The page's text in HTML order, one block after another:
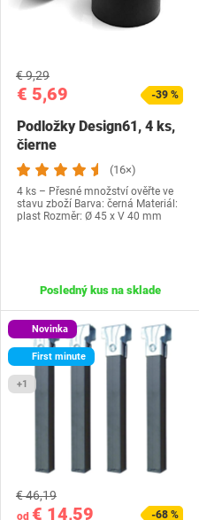
€ 5,69
€ 9,29
-39 %
Podložky Design61, 4 ks,
čierne
(16×)
4 ks – Přesné množství ověřte ve
stavu zboží Barva: černá Materiál:
plast Rozměr: Ø 45 x V 40 mm
Posledný kus na sklade
Novinka
First minute
+1
od € 14,59
€ 46,19
-68 %